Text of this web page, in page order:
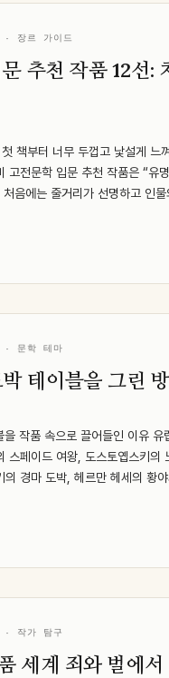
· 장르 가이드
추천 작품 12선:
책부터 너무 두껍고 낯설게 느
고전문학 입문 추천 작품은 “유
음에는 줄거리가 선명하고 인
· 문학 테마
테이블을 그린
작품 속으로 끌어들인 이유 유
스페이드 여왕, 도스토옙스키의
의 경마 도박, 헤르만 헤세의 황
· 작가 탐구
세계 죄와 벌에